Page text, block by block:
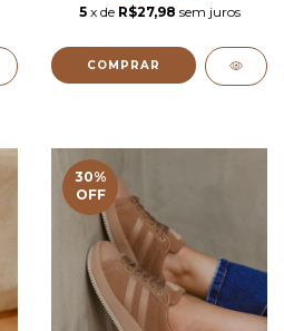
5 x de R$27,98 sem juros
COMPRAR
30%
OFF